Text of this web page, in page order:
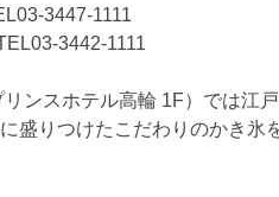
3447-1111
3442-1111
ンスホテル高輪 1F）では江
盛りつけたこだわりのかき氷